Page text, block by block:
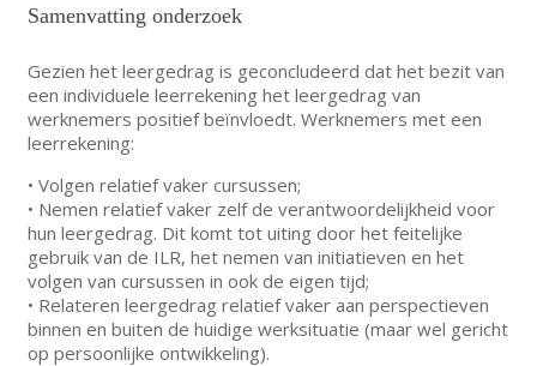
Samenvatting onderzoek
Gezien het leergedrag is geconcludeerd dat het bezit van
een individuele leerrekening het leergedrag van
werknemers positief beïnvloedt. Werknemers met een
leerrekening:
• Volgen relatief vaker cursussen;
• Nemen relatief vaker zelf de verantwoordelijkheid voor
hun leergedrag. Dit komt tot uiting door het feitelijke
gebruik van de ILR, het nemen van initiatieven en het
volgen van cursussen in ook de eigen tijd;
• Relateren leergedrag relatief vaker aan perspectieven
binnen en buiten de huidige werksituatie (maar wel gericht
op persoonlijke ontwikkeling).